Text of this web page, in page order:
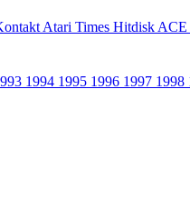
Atari Times Hitdisk ACE
1994 1995 1996 1997 1998